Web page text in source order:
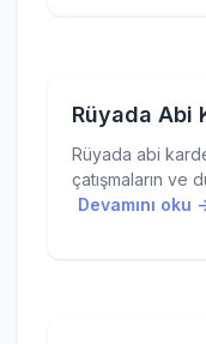
Rüyada Abi
Rüyada abi
çatışmaların ve
Devamını oku